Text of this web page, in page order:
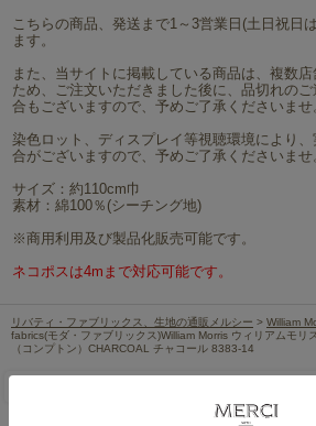
こちらの商品、発送まで1～3営業日(土日祝日
ます。
また、当サイトに掲載している商品は、複数
ため、ご注文いただきました後に、品切れの
合もございますので、予めご了承くださいませ
染色ロット、ディスプレイ等視聴環境により
合がございますので、予めご了承くださいませ
サイズ：約110cm巾
素材：綿100％(シーチング地)
※商用利用及び製品化販売可能です。
ネコポスは4mまで対応可能です。
リバティ・ファブリックス、生地の通販メルシー > William
fabrics(モダ・ファブリックス)William Morris ウィリアムモリ
（コンプトン）CHARCOAL チャコール 8383-14